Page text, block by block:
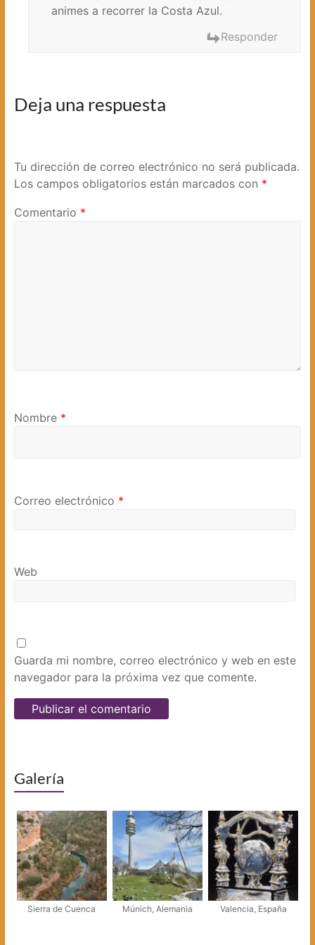
animes a recorrer la Costa Azul.
Responder
Deja una respuesta
Tu dirección de correo electrónico no será publicada.
Los campos obligatorios están marcados con *
Comentario *
Nombre *
Correo electrónico *
Web
Guarda mi nombre, correo electrónico y web en este
navegador para la próxima vez que comente.
Galería
Sierra de Cuenca Múnich, Alemania Valencia, España